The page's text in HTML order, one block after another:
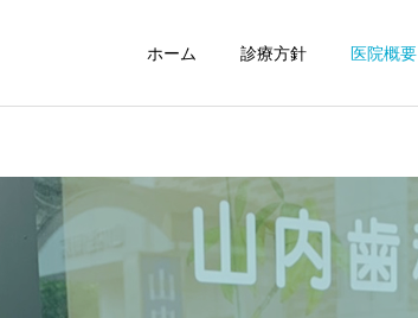
ホーム 診療方針 医院概要